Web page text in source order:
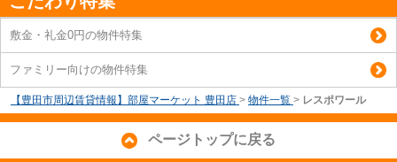
敷金・礼金0円の物件特集
ファミリー向けの物件特集
【豊田市周辺賃貸情報】部屋マーケット 豊田店 > 物件一覧 > レスポワール
ページトップに戻る